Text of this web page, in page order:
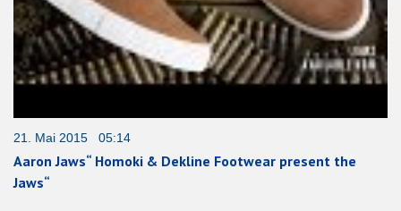
21. Mai 2015 05:14
Aaron Jaws“ Homoki & Dekline Footwear present the
Jaws“